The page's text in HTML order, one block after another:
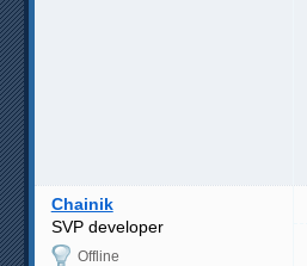
Chainik
SVP developer
Offline